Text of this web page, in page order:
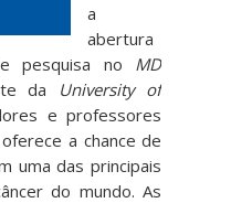
a
abertura
pesquisa no MD
da
University of
e professores
a chance de
uma das principais
do mundo. As